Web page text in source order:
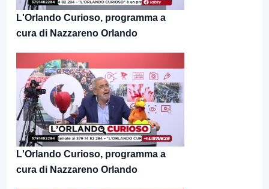
L'Orlando Curioso, programma a
cura di Nazzareno Orlando
L'Orlando Curioso, programma a
cura di Nazzareno Orlando